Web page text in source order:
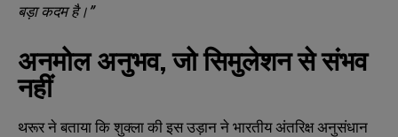
बड़ा कदम है।”
अनमोल अनुभव, जो सिमुलेशन से संभव
नहीं
थरूर ने बताया कि शुक्ला की इस उड़ान ने भारतीय अंतरिक्ष अनुसंधान